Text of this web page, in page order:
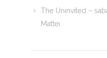
The Uninvited –
Mattei